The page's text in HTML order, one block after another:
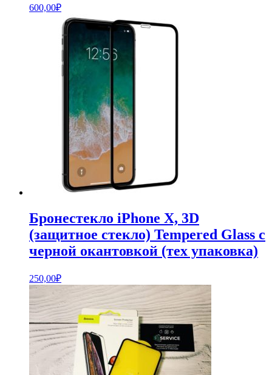
600,00₽
Бронестекло iPhone X, 3D
(защитное стекло) Tempered Glass с
черной окантовкой (тех упаковка)
250,00₽